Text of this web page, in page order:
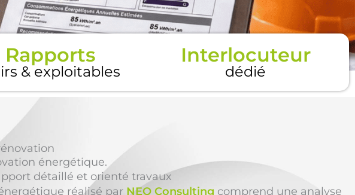
Rapports
& exploitables
Interlocuteur
dédié
énergétique.
détaillé et orienté travaux
réalisé par NEO Consulting comprend une analyse